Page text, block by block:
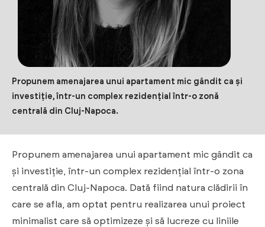
Propunem amenajarea unui apartament mic gândit ca și
investiție, într-un complex rezidențial într-o zonă
centrală din Cluj-Napoca.
Propunem amenajarea unui apartament mic gândit ca
și investiție, într-un complex rezidențial într-o zona
centrală din Cluj-Napoca. Dată fiind natura clădirii în
care se afla, am optat pentru realizarea unui proiect
minimalist care să optimizeze și să lucreze cu liniile